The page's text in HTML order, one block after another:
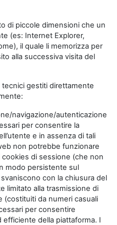
di piccole dimensioni che un
(es: Internet Explorer,
il quale li memorizza per
alla successiva visita del
gestiti direttamente
navigazione/autenticazione
per consentire la
e in assenza di tali
non potrebbe funzionare
di sessione (che non
modo persistente sul
con la chiusura del
limitato alla trasmissione di
(costituiti da numeri casuali
per consentire
efficiente della piattaforma. I